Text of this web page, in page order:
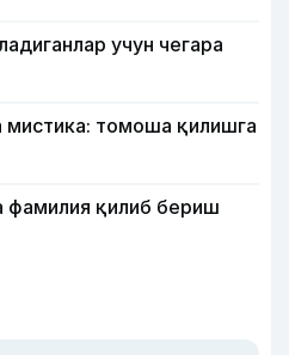
учун чегара
мистика: томоша қилишга
фамилия қилиб бериш